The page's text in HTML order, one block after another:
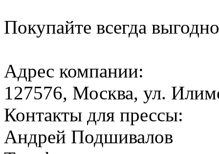
Покупайте всегда
Адрес компании:
127576, Москва, ул.
Контакты для прессы:
Андрей Подшивалов